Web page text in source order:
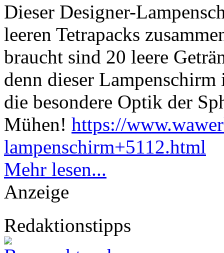
Dieser Designer-
leeren Tetrapacks
braucht sind 20 leere
denn dieser
die besondere Optik der
Mühen! https://
lampenschirm+5112.html
Mehr lesen...
Anzeige
Redaktionstipps